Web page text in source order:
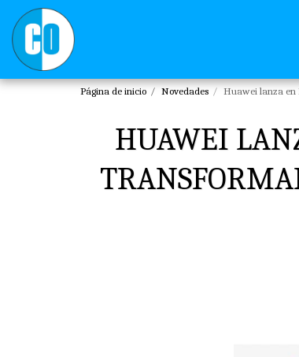
Página de inicio Novedades Huawei lanza en
HUAWEI